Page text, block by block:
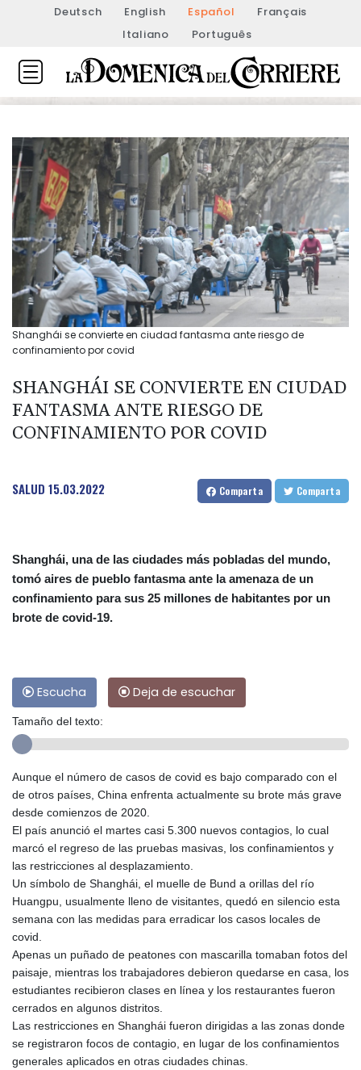
Deutsch English Español
Français
Italiano
Português
Shanghái se convierte en ciudad fantasma ante riesgo de
confinamiento por covid
SHANGHÁI SE CONVIERTE EN CIUDAD
FANTASMA ANTE RIESGO DE
CONFINAMIENTO POR COVID
SALUD 15.03.2022 Comparta Comparta
Shanghái, una de las ciudades más pobladas del mundo,
tomó aires de pueblo fantasma ante la amenaza de un
confinamiento para sus 25 millones de habitantes por un
brote de covid-19.
Escucha Deja de escuchar
Tamaño del texto:
Aunque el número de casos de covid es bajo comparado con el
de otros países, China enfrenta actualmente su brote más grave
desde comienzos de 2020.
El país anunció el martes casi 5.300 nuevos contagios, lo cual
marcó el regreso de las pruebas masivas, los confinamientos y
las restricciones al desplazamiento.
Un símbolo de Shanghái, el muelle de Bund a orillas del río
Huangpu, usualmente lleno de visitantes, quedó en silencio esta
semana con las medidas para erradicar los casos locales de
covid.
Apenas un puñado de peatones con mascarilla tomaban fotos del
paisaje, mientras los trabajadores debieron quedarse en casa, los
estudiantes recibieron clases en línea y los restaurantes fueron
cerrados en algunos distritos.
Las restricciones en Shanghái fueron dirigidas a las zonas donde
se registraron focos de contagio, en lugar de los confinamientos
generales aplicados en otras ciudades chinas.